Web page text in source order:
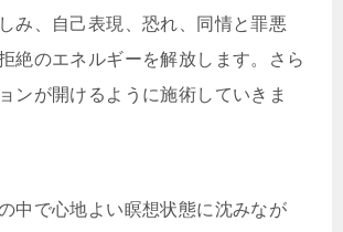
み、自己表現、恐れ、同情と罪悪
絶のエネルギーを解放します。さら
ンが開けるように施術していきま
中で心地よい瞑想状態に沈みなが